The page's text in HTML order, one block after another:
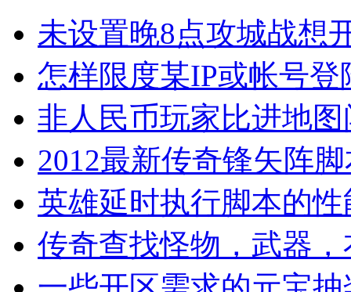
未设置晚8点攻城战想
怎样限度某IP或帐号
非人民币玩家比进地
2012最新传奇锋矢阵
英雄延时执行脚本的
传奇查找怪物，武器